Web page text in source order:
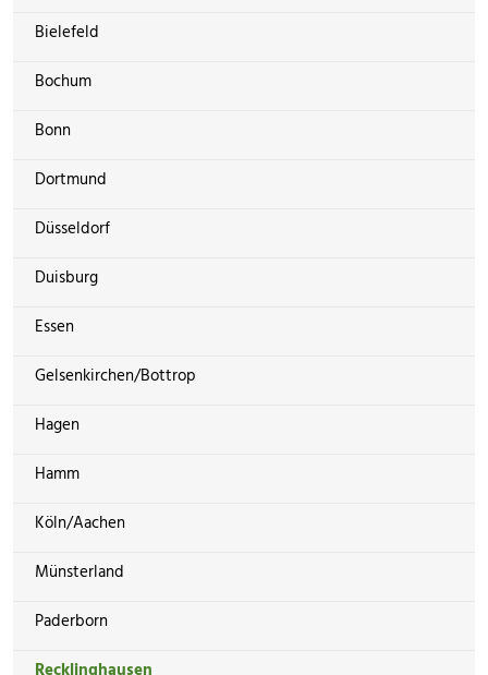
Bielefeld
Bochum
Bonn
Dortmund
Düsseldorf
Duisburg
Essen
Gelsenkirchen/Bottrop
Hagen
Hamm
Köln/Aachen
Münsterland
Paderborn